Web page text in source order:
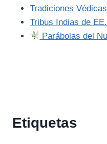
Tradiciones
Tribus Indias de
Parábolas del
Etiquetas